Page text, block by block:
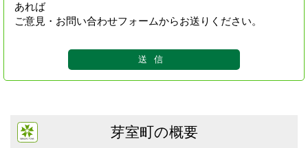
あれば
ご意見・お問い合わせフォームからお送りください。
芽室町の概要